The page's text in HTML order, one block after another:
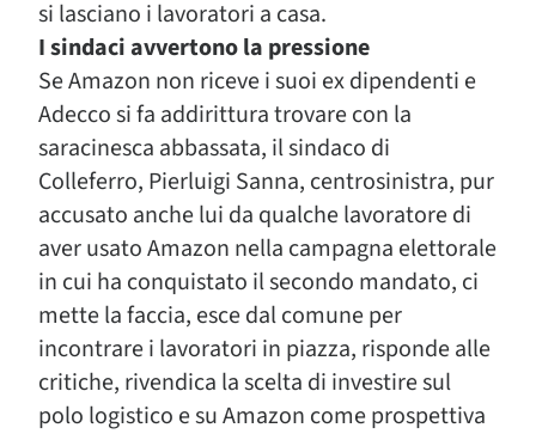
si lasciano i lavoratori a casa.
I sindaci avvertono la pressione
Se Amazon non riceve i suoi ex dipendenti e
Adecco si fa addirittura trovare con la
saracinesca abbassata, il sindaco di
Colleferro, Pierluigi Sanna, centrosinistra, pur
accusato anche lui da qualche lavoratore di
aver usato Amazon nella campagna elettorale
in cui ha conquistato il secondo mandato, ci
mette la faccia, esce dal comune per
incontrare i lavoratori in piazza, risponde alle
critiche, rivendica la scelta di investire sul
polo logistico e su Amazon come prospettiva